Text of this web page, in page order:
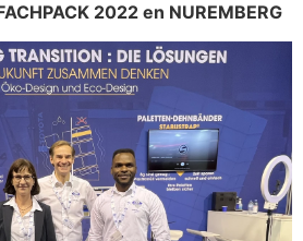
2022 en NUREMBERG